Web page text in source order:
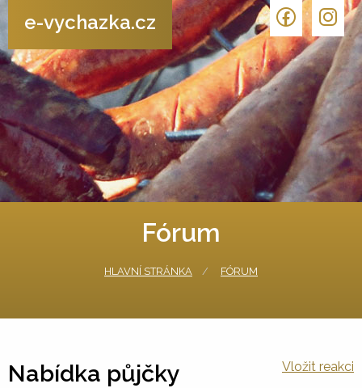
e-vychazka.cz
Fórum
HLAVNÍ STRÁNKA FÓRUM
Nabídka půjčky
Vložit reakci